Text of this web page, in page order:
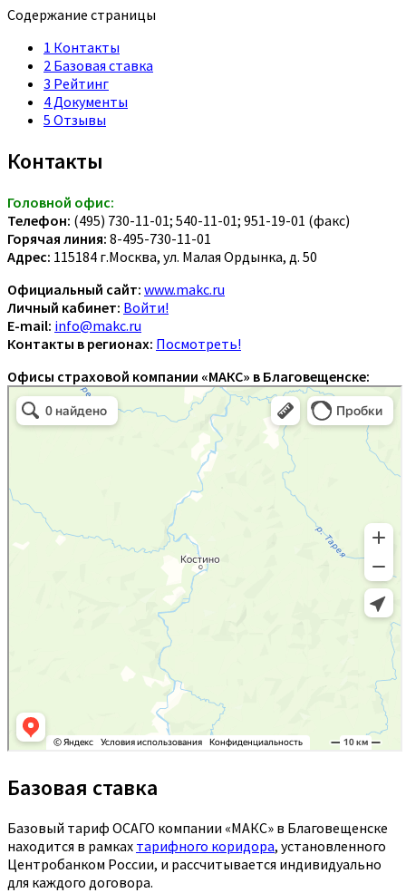
Содержание страницы
1 Контакты
2 Базовая ставка
3 Рейтинг
4 Документы
5 Отзывы
Контакты
Головной офис:
Телефон: (495) 730-11-01; 540-11-01; 951-19-01 (факс)
Горячая линия: 8-495-730-11-01
Адрес: 115184 г.Москва, ул. Малая Ордынка, д. 50
Официальный сайт: www.makc.ru
Личный кабинет: Войти!
E-mail: info@makc.ru
Контакты в регионах: Посмотреть!
Офисы страховой компании «МАКС» в Благовещенске:
Базовая ставка
Базовый тариф ОСАГО компании «МАКС» в Благовещенске
находится в рамках тарифного коридора, установленного
Центробанком России, и рассчитывается индивидуально
для каждого договора.